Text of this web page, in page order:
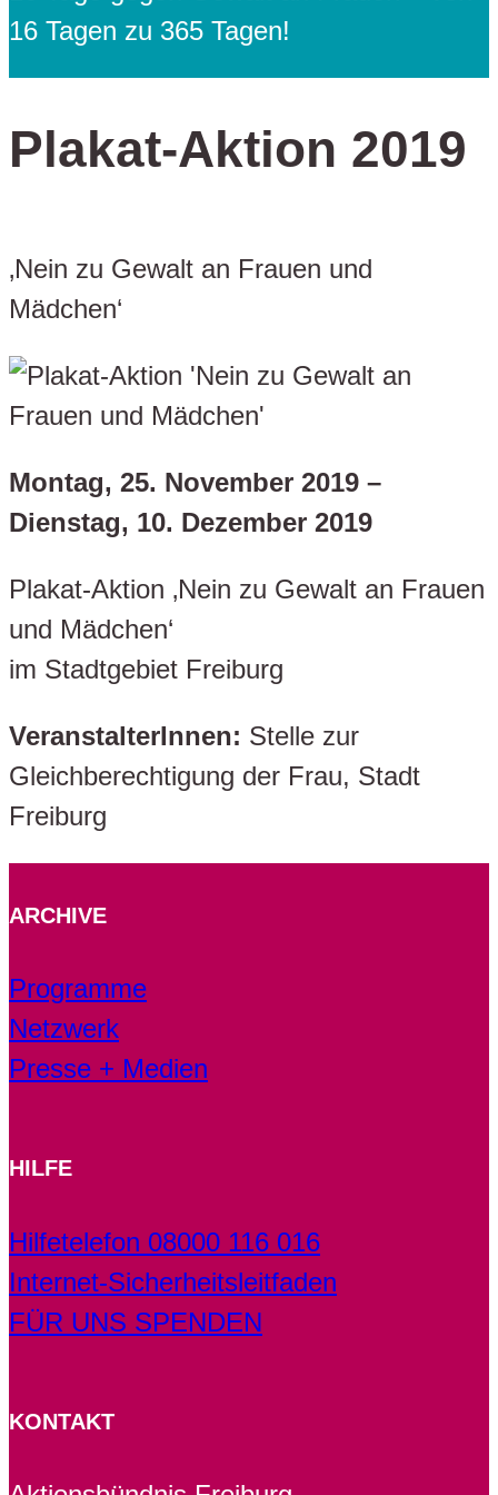
16 Tagen zu 365 Tagen!
Plakat-Aktion 2019
‚Nein zu Gewalt an Frauen und
Mädchen‘
Montag, 25. November 2019 –
Dienstag, 10. Dezember 2019
Plakat-Aktion ‚Nein zu Gewalt an Frauen
und Mädchen‘
im Stadtgebiet Freiburg
VeranstalterInnen: Stelle zur
Gleichberechtigung der Frau, Stadt
Freiburg
ARCHIVE
Programme
Netzwerk
Presse + Medien
HILFE
Hilfetelefon 08000 116 016
Internet-Sicherheitsleitfaden
FÜR UNS SPENDEN
KONTAKT